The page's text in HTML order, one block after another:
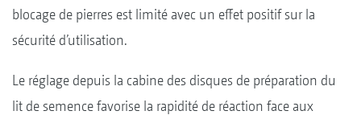
blocage de pierres est limité avec un effet positif sur la
sécurité d’utilisation.
Le réglage depuis la cabine des disques de préparation du
lit de semence favorise la rapidité de réaction face aux